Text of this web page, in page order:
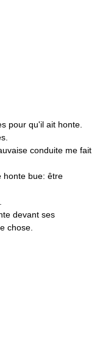
pour qu'il ait honte.
conduite me fait
honte bue: être
devant ses
chose.